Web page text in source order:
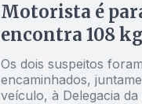
Motorista é
encontra 108
Os dois suspeitos
encaminhados,
veículo, à Delegacia